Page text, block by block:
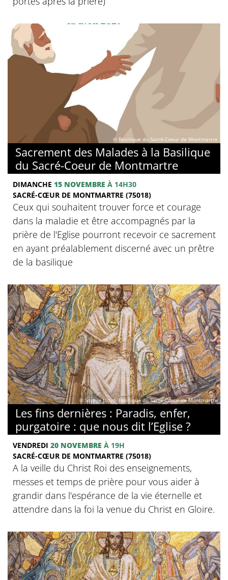
© Basilique du Sacré-Coeur de Montmartre
Sacrement des Malades à la Basilique
du Sacré-Coeur de Montmartre
DIMANCHE 15 NOVEMBRE À 14H30
SACRÉ-CŒUR DE MONTMARTRE (75018)
Ceux qui souhaitent trouver force et courage
dans la maladie et être accompagnés par la
prière de l'Eglise pourront recevoir ce sacrement
en ayant préalablement discerné avec un prêtre
de la basilique
© Sophie Lloyd- Basilique du Sacré-Coeur de Montmartre
Les fins dernières : Paradis, enfer,
purgatoire : que nous dit l’Eglise ?
VENDREDI 20 NOVEMBRE À 19H
SACRÉ-CŒUR DE MONTMARTRE (75018)
A la veille du Christ Roi des enseignements,
messes et temps de prière pour vous aider à
grandir dans l'espérance de la vie éternelle et
attendre dans la foi la venue du Christ en Gloire.